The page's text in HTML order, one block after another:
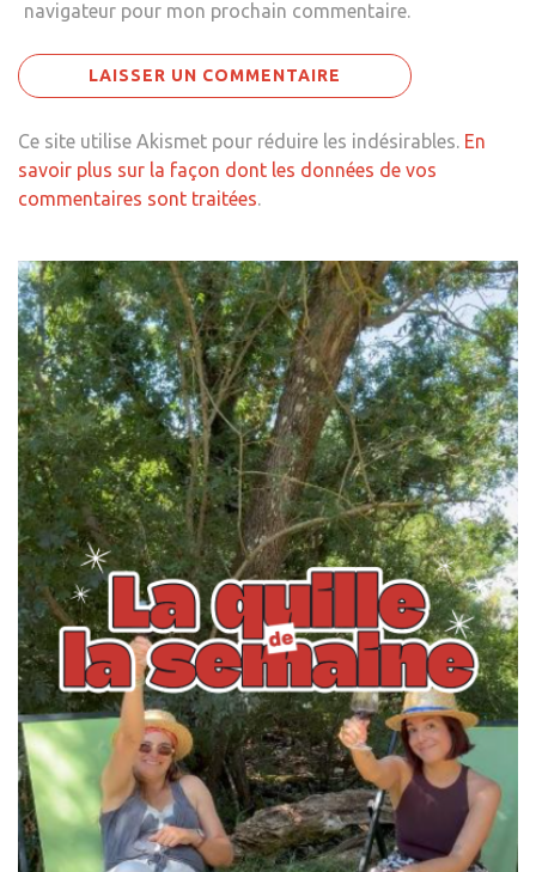
navigateur pour mon prochain commentaire.
Ce site utilise Akismet pour réduire les indésirables. En
savoir plus sur la façon dont les données de vos
commentaires sont traitées.